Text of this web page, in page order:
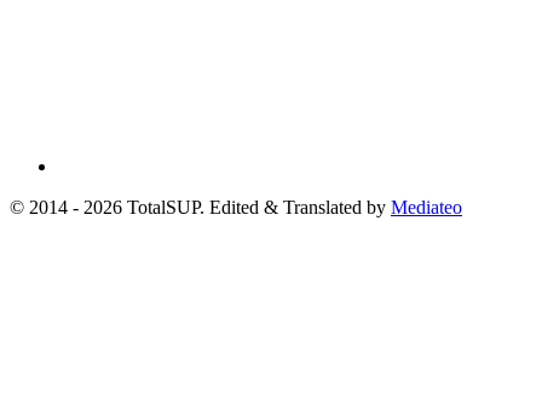
© 2014 - 2026 TotalSUP. Edited & Translated by Mediateo